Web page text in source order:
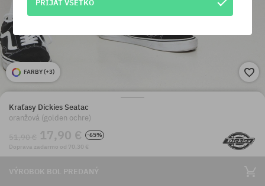
FARBY (+3)
Kraťasy Dickies Seatac
oranžová (golden ochre)
51,90 € 17,90 €
-65%
Doprava zadarmo od 70,30 €
VÝROBOK BOL PREDANÝ